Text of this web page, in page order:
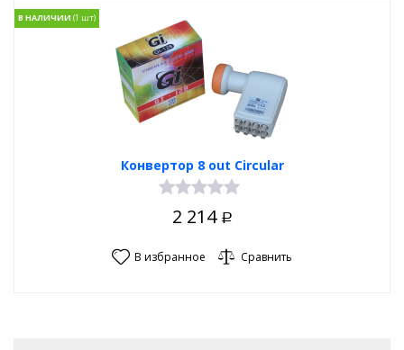
Конвертор 8 out Сircular
В НАЛИЧИИ
2 214 Р
В избранное Сравнить